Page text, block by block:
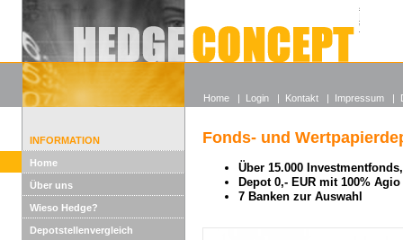
Alle
Wieso
INFORMATION
Home
Über uns
Wieso Hedge?
Depotstellenvergleich
Fonds- und
Über 15.000
Depot 0,- EUR mit 100% Agio
7 Banken zur Auswahl
Home | Login | Kontakt | Impressum |